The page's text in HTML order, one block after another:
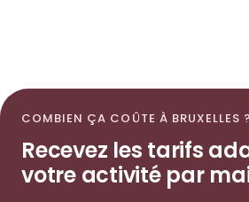
COMBIEN ÇA COÛTE À BRUXELLES ?
Recevez les tarifs
votre activité par